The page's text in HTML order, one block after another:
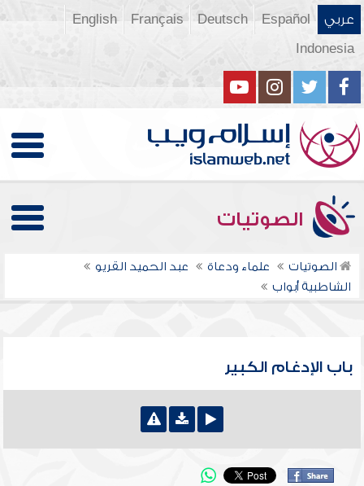
عربي Español
Deutsch
Français
English
Indonesia
الصوتيات
الصوتيات علماء ودعاة
عبد الحميد القريو
الشاطبية أبواب
باب الإدغام الكبير